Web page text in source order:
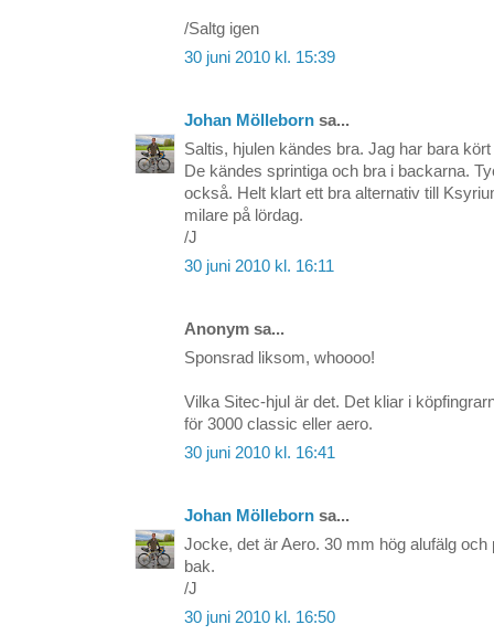
/Saltg igen
30 juni 2010 kl. 15:39
Johan Mölleborn sa...
Saltis, hjulen kändes bra. Jag har bara
De kändes sprintiga och bra i backarna.
också. Helt klart ett bra alternativ till
milare på lördag.
/J
30 juni 2010 kl. 16:11
Anonym sa...
Sponsrad liksom, whoooo!
Vilka Sitec-hjul är det. Det kliar i
för 3000 classic eller aero.
30 juni 2010 kl. 16:41
Johan Mölleborn sa...
Jocke, det är Aero. 30 mm hög alufälg
bak.
/J
30 juni 2010 kl. 16:50